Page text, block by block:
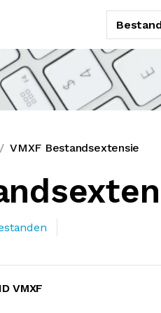
VMXF Bestandsextensie
VMXF